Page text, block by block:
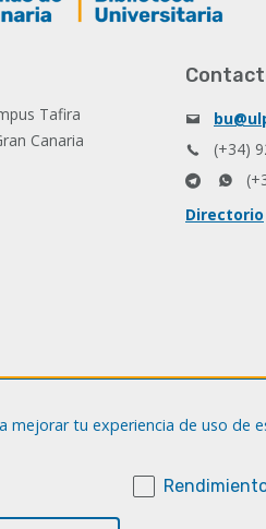
Tafira
Canaria
(+34)
Directorio
mejorar tu experiencia de uso de